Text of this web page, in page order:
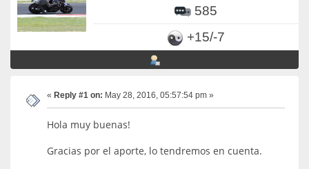
585
+15/-7
« Reply #1 on: May 28, 2016, 05:57:54 pm »
Hola muy buenas!
Gracias por el aporte, lo tendremos en cuenta.